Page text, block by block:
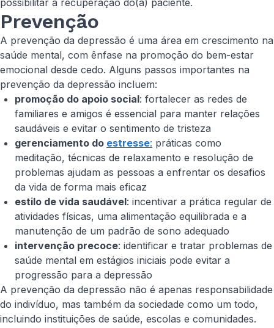
possibilitar a recuperação do(a) paciente.
Prevenção
A prevenção da depressão é uma área em crescimento na
saúde mental, com ênfase na promoção do bem-estar
emocional desde cedo. Alguns passos importantes na
prevenção da depressão incluem:
promoção do apoio social: fortalecer as redes de
familiares e amigos é essencial para manter relações
saudáveis e evitar o sentimento de tristeza
gerenciamento do estresse: práticas como
meditação, técnicas de relaxamento e resolução de
problemas ajudam as pessoas a enfrentar os desafios
da vida de forma mais eficaz
estilo de vida saudável: incentivar a prática regular de
atividades físicas, uma alimentação equilibrada e a
manutenção de um padrão de sono adequado
intervenção precoce: identificar e tratar problemas de
saúde mental em estágios iniciais pode evitar a
progressão para a depressão
A prevenção da depressão não é apenas responsabilidade
do indivíduo, mas também da sociedade como um todo,
incluindo instituições de saúde, escolas e comunidades.